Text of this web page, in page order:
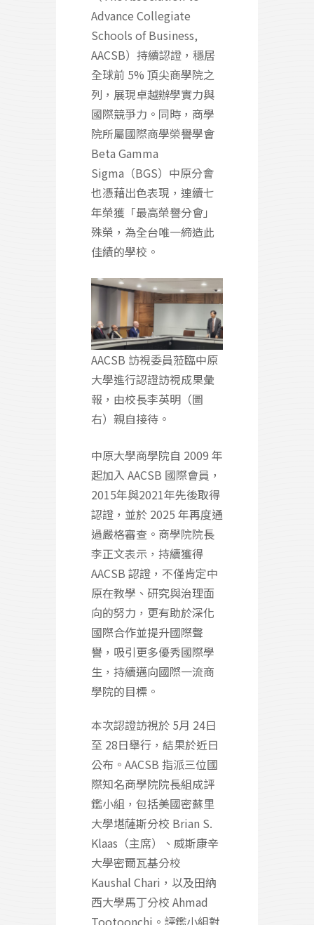
Advance Collegiate
Schools of Business,
AACSB）持續認證，穩居
全球前 5% 頂尖商學院之
列，展現卓越辦學實力與
國際競爭力。同時，商學
院所屬國際商學榮譽學會
Beta Gamma
Sigma（BGS）中原分會
也憑藉出色表現，連續七
年榮獲「最高榮譽分會」
殊榮，為全台唯一締造此
佳績的學校。
AACSB 訪視委員蒞臨中原
大學進行認證訪視成果彙
報，由校長李英明（圖
右）親自接待。
中原大學商學院自 2009 年
起加入 AACSB 國際會員，
2015年與2021年先後取得
認證，並於 2025 年再度通
過嚴格審查。商學院院長
李正文表示，持續獲得
AACSB 認證，不僅肯定中
原在教學、研究與治理面
向的努力，更有助於深化
國際合作並提升國際聲
譽，吸引更多優秀國際學
生，持續邁向國際一流商
學院的目標。
本次認證訪視於 5月 24日
至 28日舉行，結果於近日
公布。AACSB 指派三位國
際知名商學院院長組成評
鑑小組，包括美國密蘇里
大學堪薩斯分校 Brian S.
Klaas（主席）、威斯康辛
大學密爾瓦基分校
Kaushal Chari，以及田納
西大學馬丁分校 Ahmad
Tootoonchi。評鑑小組對